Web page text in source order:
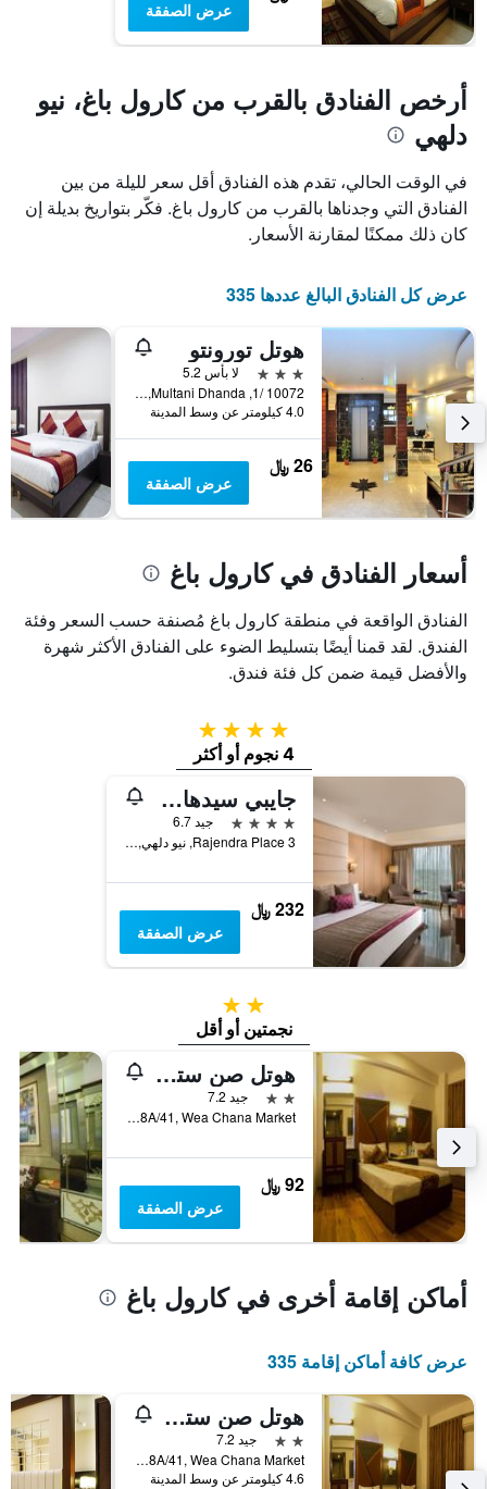
عرض الصفقة
أرخص الفنادق بالقرب من كارول باغ، نيو
دلهي
في الوقت الحالي، تقدم هذه الفنادق أقل سعر لليلة من بين
الفنادق التي وجدناها بالقرب من كارول باغ. فكّر بتواريخ بديلة إن
كان ذلك ممكنًا لمقارنة الأسعار.
عرض كل الفنادق البالغ عددها 335
هوتل تورونتو
3 نجوم
لا بأس 5.2
10072 /1, Multani Dhanda, نيو دلهي, الهند
4.0 كيلومتر عن وسط المدينة
26 ﷼
عرض الصفقة
أسعار الفنادق في كارول باغ
الفنادق الواقعة في منطقة كارول باغ مُصنفة حسب السعر وفئة
الفندق. لقد قمنا أيضًا بتسليط الضوء على الفنادق الأكثر شهرة
والأفضل قيمة ضمن كل فئة فندق.
4 نجوم
4 نجوم أو أكثر
جايبي سيدهارث
4 نجوم
جيد 6.7
3 Rajendra Place, نيو دلهي, الهند
232 ﷼
عرض الصفقة
2 نجمتين
نجمتين أو أقل
هوتل صن ستار هايتس
2 نجمتين
جيد 7.2
8A/41, Wea Chana Market, نيو دلهي, الهند
92 ﷼
عرض الصفقة
أماكن إقامة أخرى في كارول باغ
عرض كافة أماكن إقامة 335
هوتل صن ستار هايتس
2 نجمتين
جيد 7.2
8A/41, Wea Chana Market, نيو دلهي, الهند
4.6 كيلومتر عن وسط المدينة